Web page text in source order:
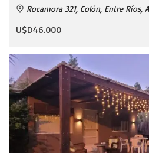
Rocamora 321, Colón, Entre Ríos,
U$D46.000